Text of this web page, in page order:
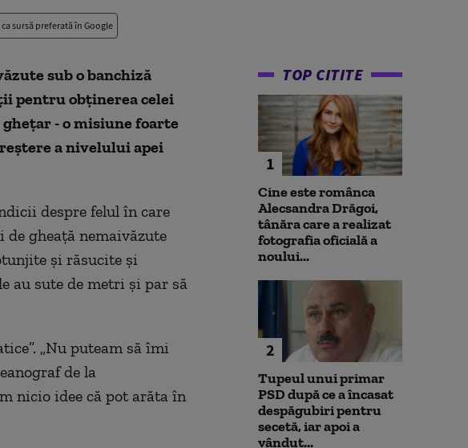
ca sursă preferată în Google
sub o banchiză
pentru obținerea celei
- o misiune foarte
a nivelului apei
despre felul în care
gheață nemaivăzute
și răsucite și
au sute de metri și par să
„Nu puteam să îmi
de la
nicio idee că pot arăta în
TOP CITITE
1
Cine este românca
Alecsandra Drăgoi,
tânăra care a realizat
fotografia oficială a
noului...
2
Tupeul unui primar
PSD după ce a încasat
despăgubiri pentru
secetă, iar apoi a
vândut...